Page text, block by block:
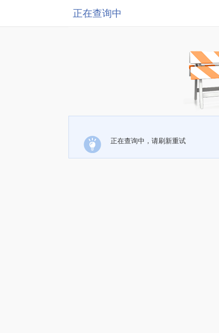
正在查询中
正在查询中，请刷新重试